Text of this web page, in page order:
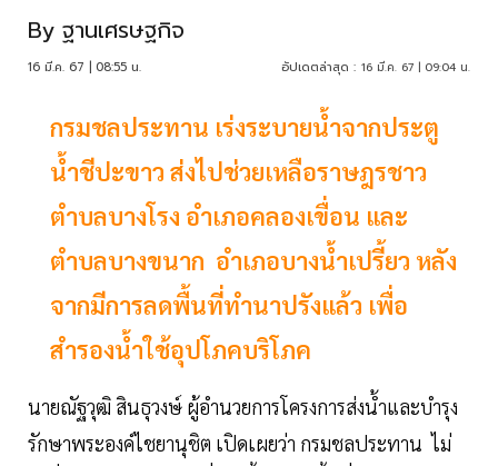
By ฐานเศรษฐกิจ
16 มี.ค. 67 | 08:55 น. อัปเดตล่าสุด : 16 มี.ค. 67 | 09:04 น.
กรมชลประทาน เร่งระบายน้ำจากประตู
น้ำชีปะขาว ส่งไปช่วยเหลือราษฎรชาว
ตำบลบางโรง อำเภอคลองเขื่อน และ
ตำบลบางขนาก อำเภอบางน้ำเปรี้ยว หลัง
จากมีการลดพื้นที่ทำนาปรังแล้ว เพื่อ
สำรองน้ำใช้อุปโภคบริโภค
นายณัฐวุฒิ สินธุวงษ์ ผู้อำนวยการโครงการส่งน้ำและบำรุง
รักษาพระองค์ไชยานุชิต เปิดเผยว่า กรมชลประทาน ไม่